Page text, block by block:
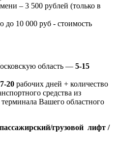
– 3 500 рублей (только в
до 10 000 руб - стоимость
область — 5-15
7-20 рабочих дней + количество
средства из
Вашего областного
грузовой лифт /